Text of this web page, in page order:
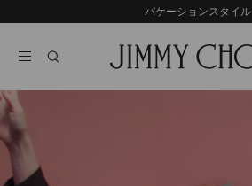
ン
に
ス
キ
ッ
プ
ス
ラ
ド
バケーションスタイル
を
止
め
る